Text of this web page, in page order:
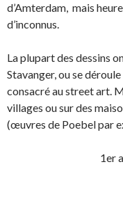
d’Amterdam, mais
d’inconnus.
La plupart des dessins
Stavanger, ou se
consacré au street art.
villages ou sur des
(œuvres de Poebel par
1er